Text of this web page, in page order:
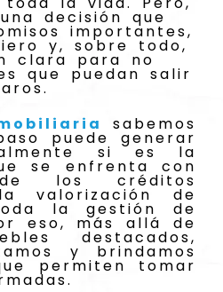
decisión que
importantes,
y, sobre todo,
clara para no
que puedan salir
sabemos
puede generar
si es la
se enfrenta con
los créditos
valorización de
la gestión de
eso, más allá de
destacados,
y brindamos
permiten tomar